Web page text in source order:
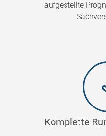
aufgestellte
Komplette